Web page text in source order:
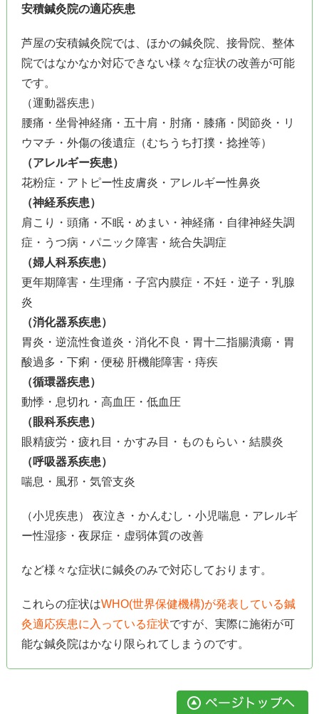
安積鍼灸院の適応疾患
芦屋の安積鍼灸院では、ほかの鍼灸院、接骨院、整体
院ではなかなか対応できない様々な症状の改善が可能
です。
（運動器疾患）
腰痛・坐骨神経痛・五十肩・肘痛・膝痛・関節炎・リ
ウマチ・外傷の後遺症（むちうち打撲・捻挫等）
（アレルギー疾患）
花粉症・アトピー性皮膚炎・アレルギー性鼻炎
（神経系疾患）
肩こり・頭痛・不眠・めまい・神経痛・自律神経失調
症・うつ病・パニック障害・統合失調症
（婦人科系疾患）
更年期障害・生理痛・子宮内膜症・不妊・逆子・乳腺
炎
（消化器系疾患）
胃炎・逆流性食道炎・消化不良・胃十二指腸潰瘍・胃
酸過多・下痢・便秘 肝機能障害・痔疾
（循環器疾患）
動悸・息切れ・高血圧・低血圧
（眼科系疾患）
眼精疲労・疲れ目・かすみ目・ものもらい・結膜炎
（呼吸器系疾患）
喘息・風邪・気管支炎
（小児疾患） 夜泣き・かんむし・小児喘息・アレルギ
ー性湿疹・夜尿症・虚弱体質の改善
など様々な症状に鍼灸のみで対応しております。
これらの症状はWHO(世界保健機構)が発表している鍼
灸適応疾患に入っている症状ですが、実際に施術が可
能な鍼灸院はかなり限られてしまうのです。